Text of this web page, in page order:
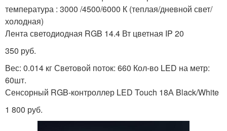
температура : 3000 /4500/6000 К (теплая/дневной свет/
холодная)
Лента светодиодная RGB 14.4 Вт цветная IP 20
350 руб.
Вес: 0.014 кг Световой поток: 660 Кол-во LED на метр:
60шт.
Сенсорный RGB-контроллер LED Touch 18А Black/White
1 800 руб.